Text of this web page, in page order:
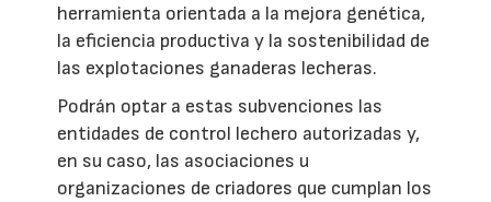
herramienta orientada a la mejora genética,
la eficiencia productiva y la sostenibilidad de
las explotaciones ganaderas lecheras.
Podrán optar a estas subvenciones las
entidades de control lechero autorizadas y,
en su caso, las asociaciones u
organizaciones de criadores que cumplan los